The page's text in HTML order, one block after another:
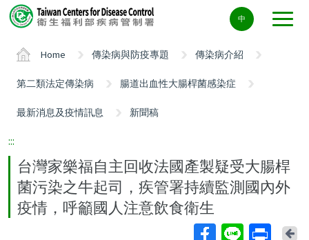
Center
block
中
Home 傳染病與防疫專題 傳染病介紹
第二類法定傳染病 腸道出血性大腸桿菌感染症
最新消息及疫情訊息 新聞稿
:::
台灣家樂福自主回收法國產製疑受大腸桿
菌污染之牛起司，疾管署持續監測國內外
疫情，呼籲國人注意飲食衛生